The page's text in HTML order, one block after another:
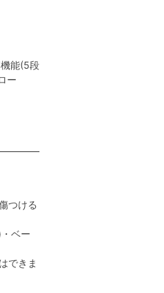
能(5段
ー
つける
ベー
できま